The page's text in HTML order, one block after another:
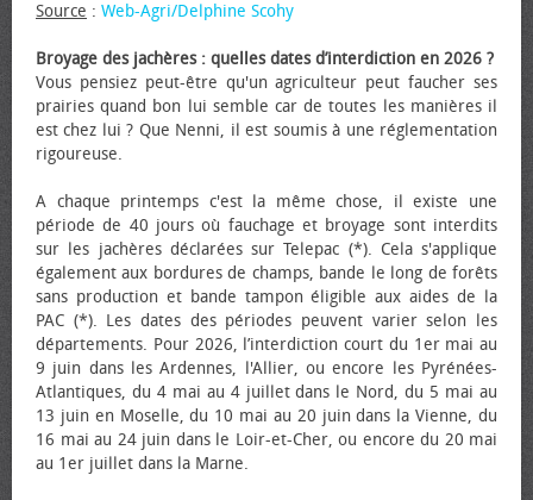
Source : Web-Agri/Delphine Scohy
Broyage des jachères : quelles dates d’interdiction en 2026 ?
Vous pensiez peut-être qu'un agriculteur peut faucher ses
prairies quand bon lui semble car de toutes les manières il
est chez lui ? Que Nenni, il est soumis à une réglementation
rigoureuse.
A chaque printemps c'est la même chose, il existe une
période de 40 jours où fauchage et broyage sont interdits
sur les jachères déclarées sur Telepac (*). Cela s'applique
également aux bordures de champs, bande le long de forêts
sans production et bande tampon éligible aux aides de la
PAC (*). Les dates des périodes peuvent varier selon les
départements. Pour 2026, l’interdiction court du 1er mai au
9 juin dans les Ardennes, l'Allier, ou encore les Pyrénées-
Atlantiques, du 4 mai au 4 juillet dans le Nord, du 5 mai au
13 juin en Moselle, du 10 mai au 20 juin dans la Vienne, du
16 mai au 24 juin dans le Loir-et-Cher, ou encore du 20 mai
au 1er juillet dans la Marne.